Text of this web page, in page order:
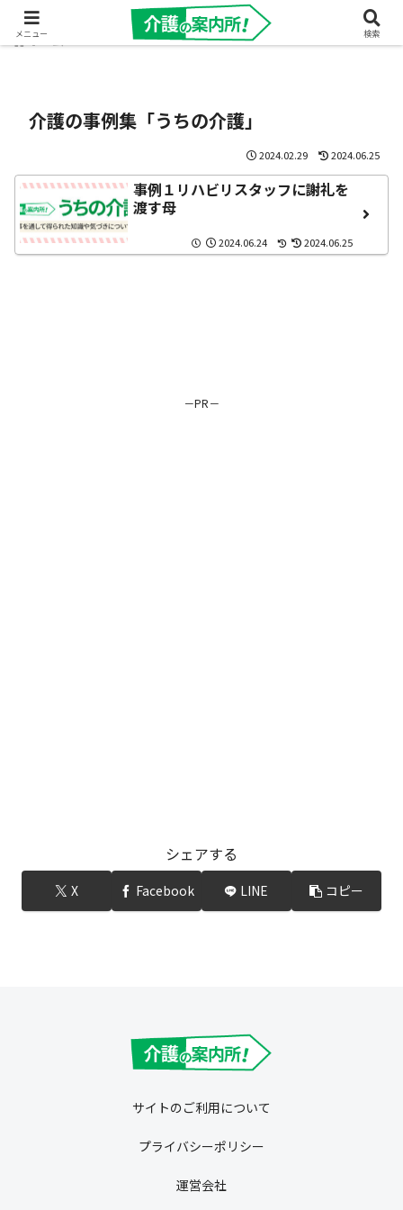
ホーム
介護の事例集「うちの介護」
2024.02.29 2024.06.25
事例１リハビリスタッフに謝礼を
渡す母
2024.06.24 2024.06.25
－PR－
シェアする
X Facebook LINE コピー
サイトのご利用について
プライバシーポリシー
運営会社
メニュー 検索